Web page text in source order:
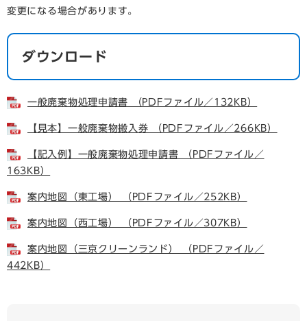
変更になる場合があります。
ダウンロード
一般廃棄物処理申請書 （PDFファイル／132KB）
【見本】一般廃棄物搬入券 （PDFファイル／266KB）
【記入例】一般廃棄物処理申請書 （PDFファイル／
163KB）
案内地図（東工場） （PDFファイル／252KB）
案内地図（西工場） （PDFファイル／307KB）
案内地図（三京クリーンランド） （PDFファイル／
442KB）